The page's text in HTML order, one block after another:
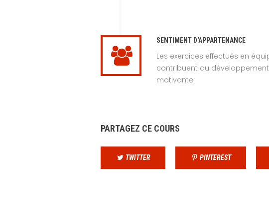
SENTIMENT D′APPARTENANCE
Les exercices effectués en
contribuent au
motivante.
PARTAGEZ CE COURS
TWITTER PINTEREST